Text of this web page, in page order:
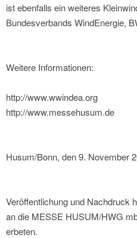
ist ebenfalls ein weiteres
Bundesverbands WindEnergie,
Weitere Informationen:
http://www.wwindea.org
http://www.messehusum.de
Husum/Bonn, den 9. November
Veröffentlichung und Nachdruck
an die MESSE HUSUM/HWG
erbeten.